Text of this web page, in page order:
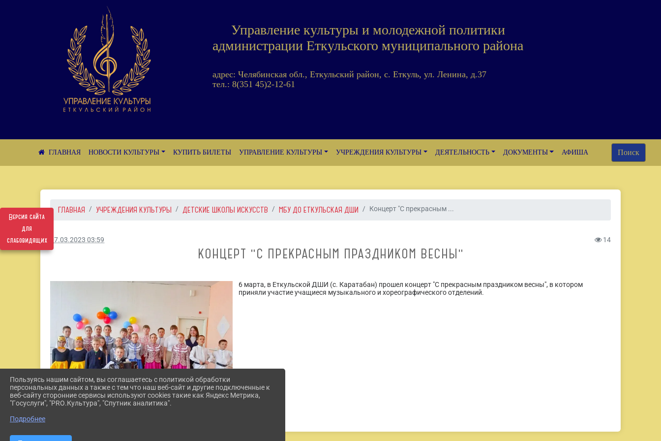
Версия сайта
для
слабовидящих
Управление культуры и молодежной политики
администрации Еткульского муниципального района
адрес: Челябинская обл., Еткульский район, с. Еткуль, ул. Ленина, д.37
тел.: 8(351 45)2-12-61
НОВОСТИ КУЛЬТУРЫ КУПИТЬ БИЛЕТЫ УПРАВЛЕНИЕ КУЛЬТУРЫ УЧРЕЖДЕНИЯ КУЛЬТУРЫ ДЕЯТЕЛЬНОСТЬ ДОКУМЕНТЫ АФИША Поиск
ГЛАВНАЯ УЧРЕЖДЕНИЯ КУЛЬТУРЫ ДЕТСКИЕ ШКОЛЫ ИСКУССТВ МБУ ДО ЕТКУЛЬСКАЯ ДШИ Концерт "С прекрасным ...
07.03.2023 03:59 14
КОНЦЕРТ "С ПРЕКРАСНЫМ ПРАЗДНИКОМ ВЕСНЫ"
6 марта, в Еткульской ДШИ (с. Каратабан) прошел концерт "С прекрасным праздником весны", в котором
приняли участие учащиеся музыкального и хореографического отделений.
Пользуясь нашим сайтом, вы соглашаетесь с политикой обработки
персональных данных а также с тем что наш веб-сайт и другие подключенные к
веб-сайту сторонние сервисы используют cookies такие как Яндекс Метрика,
"Госуслуги", "PRO.Культура", "Спутник аналитика".
Подробнее